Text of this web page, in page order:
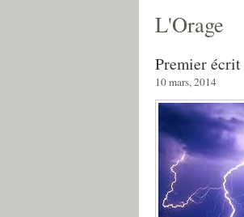
L'Orage
Premier
10 mars, 2014